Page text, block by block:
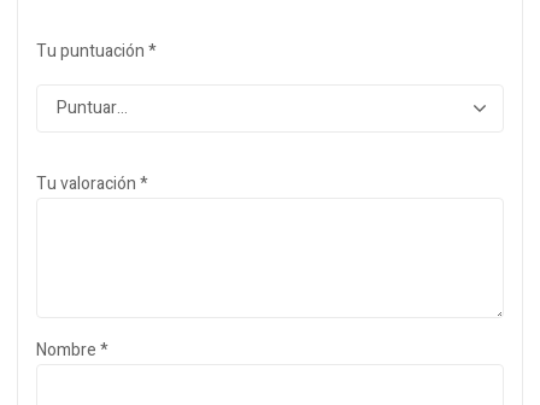
Tu puntuación*
Tu valoración*
Nombre*